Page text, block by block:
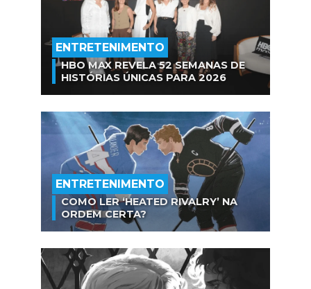
ENTRETENIMENTO
HBO MAX REVELA 52 SEMANAS DE
HISTÓRIAS ÚNICAS PARA 2026
ENTRETENIMENTO
COMO LER ‘HEATED RIVALRY’ NA
ORDEM CERTA?